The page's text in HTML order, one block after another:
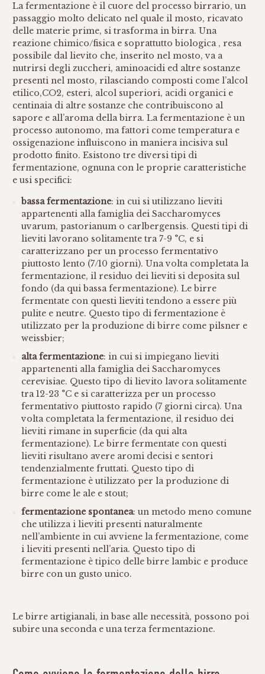
La fermentazione è il cuore del processo birrario, un
passaggio molto delicato nel quale il mosto, ricavato
delle materie prime, si trasforma in birra. Una
reazione chimico/fisica e soprattutto biologica , resa
possibile dal lievito che, inserito nel mosto, va a
nutrirsi degli zuccheri, aminoacidi ed altre sostanze
presenti nel mosto, rilasciando composti come l’alcol
etilico,CO2, esteri, alcol superiori, acidi organici e
centinaia di altre sostanze che contribuiscono al
sapore e all’aroma della birra. La fermentazione è un
processo autonomo, ma fattori come temperatura e
ossigenazione influiscono in maniera incisiva sul
prodotto finito. Esistono tre diversi tipi di
fermentazione, ognuna con le proprie caratteristiche
e usi specifici:
bassa fermentazione: in cui si utilizzano lieviti
appartenenti alla famiglia dei Saccharomyces
uvarum, pastorianum o carlbergensis. Questi tipi di
lieviti lavorano solitamente tra 7-9 °C, e si
caratterizzano per un processo fermentativo
piuttosto lento (7/10 giorni). Una volta completata la
fermentazione, il residuo dei lieviti si deposita sul
fondo (da qui bassa fermentazione). Le birre
fermentate con questi lieviti tendono a essere più
pulite e neutre. Questo tipo di fermentazione è
utilizzato per la produzione di birre come pilsner e
weissbier;
alta fermentazione: in cui si impiegano lieviti
appartenenti alla famiglia dei Saccharomyces
cerevisiae. Questo tipo di lievito lavora solitamente
tra 12-23 °C e si caratterizza per un processo
fermentativo piuttosto rapido (7 giorni circa). Una
volta completata la fermentazione, il residuo dei
lieviti rimane in superficie (da qui alta
fermentazione). Le birre fermentate con questi
lieviti risultano avere aromi decisi e sentori
tendenzialmente fruttati. Questo tipo di
fermentazione è utilizzato per la produzione di
birre come le ale e stout;
fermentazione spontanea: un metodo meno comune
che utilizza i lieviti presenti naturalmente
nell’ambiente in cui avviene la fermentazione, come
i lieviti presenti nell’aria. Questo tipo di
fermentazione è tipico delle birre lambic e produce
birre con un gusto unico.
Le birre artigianali, in base alle necessità, possono poi
subire una seconda e una terza fermentazione.